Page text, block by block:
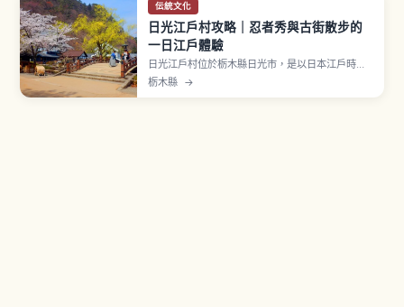
伝統文化
日光江戶村攻略｜忍者秀與古街散步的
一日江戶體驗
日光江戶村位於栃木縣日光市，是以日本江戶時代
為主題的文化主題樂園。園內忠實重現江戶時代街
栃木縣 →